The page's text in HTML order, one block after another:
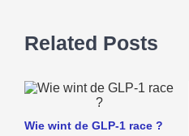
Related Posts
Wie wint de GLP-1 race ?